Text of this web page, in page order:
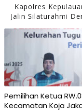
Kapolres
Jalin Silaturahmi
Pemilihan Ketua
Kecamatan Koja